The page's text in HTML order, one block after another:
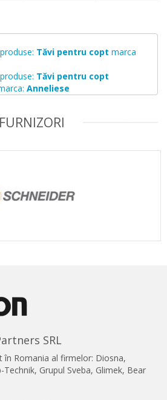
Tăvi pentru copt marca
Tăvi pentru copt
Anneliese
FURNIZORI
SRL
în Romania al firmelor: Diosna,
Technik, Grupul Sveba, Glimek, Bear